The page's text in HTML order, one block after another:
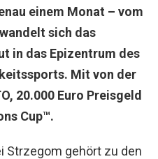
einem Monat – vom
sich das
in das Epizentrum des
Mit von der
20.000 Euro Preisgeld
Cup™.
Strzegom gehört zu den